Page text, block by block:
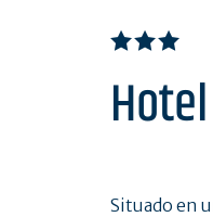
Situado en